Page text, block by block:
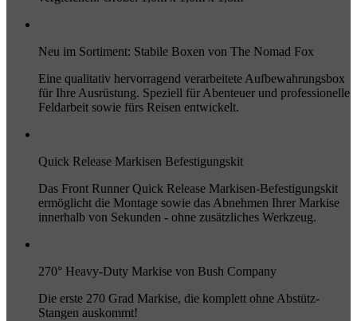
Neu im Sortiment: Stabile Boxen von The Nomad Fox
Eine qualitativ hervorragend verarbeitete Aufbewahrungsbox
für Ihre Ausrüstung. Speziell für Abenteuer und professionelle
Feldarbeit sowie fürs Reisen entwickelt.
Quick Release Markisen Befestigungskit
Das Front Runner Quick Release Markisen-Befestigungskit
ermöglicht die Montage sowie das Abnehmen Ihrer Markise
innerhalb von Sekunden - ohne zusätzliches Werkzeug.
270° Heavy-Duty Markise von Bush Company
Die erste 270 Grad Markise, die komplett ohne Abstütz-
Stangen auskommt!